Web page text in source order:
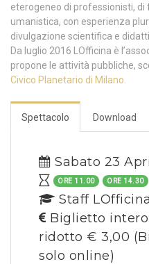
eterogeneo di professionisti,
umanistica, con esperienza
divulgazione scientifica e
Da luglio 2016 LOfficina è
propone le attività pubbliche,
Civico Planetario di Milano.
Spettacolo Download
Sabato 23
ORE 11.00 ORE 14.30
Staff LOfficina
Biglietto
ridotto € 3,00
solo online)